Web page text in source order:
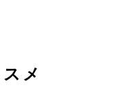
メ